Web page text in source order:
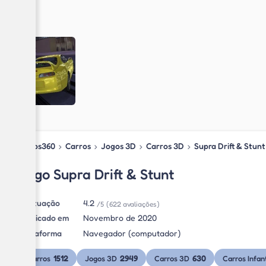
Jogos360 › Carros › Jogos 3D › Carros 3D › Supra Drift & Stunt
Jogo Supra Drift & Stunt
Pontuação 4.2 /5 (622 avaliações)
Publicado em
Novembro de 2020
Plataforma
Navegador (computador)
Carros 1512 Jogos 3D 2949 Carros 3D 630 Carros